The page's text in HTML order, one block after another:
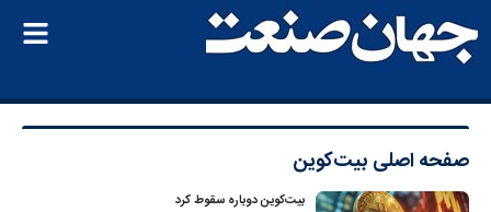
صفحه اصلی بیت‌کوین
بیت‌کوین دوباره سقوط کرد